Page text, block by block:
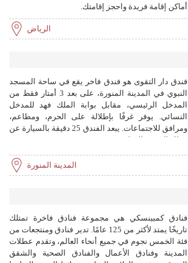
أماكن إقامة فريدة واحجز إقامتك.
الرياض
فندق دار التقوى هو فندق فاخر يقع في ساحة المسجد
النبوي في المدينة المنورة، على بعد 3 أمتار فقط من
المدخل الرئيسي، مقابل بوابة الملك فهد للمدخل
النسائي. يوفر غرفًا بإطلالة على الحرم، ومطاعم،
ومرافق للاجتماعات. يبعد الفندق 25 دقيقة بالسيارة عن
مطار المدينة الدولي.
المدينة المنورة
فنادق كمبينسكي هي مجموعة فنادق فاخرة تمتلك
تاريخًا يمتد لأكثر من 125 عامًا. تدير فنادق ومنتجعات من
فئة الخمس نجوم في جميع أنحاء العالم، وتقدم عطلات
المدينة وفنادق الأعمال والفنادق الصحية والشقق